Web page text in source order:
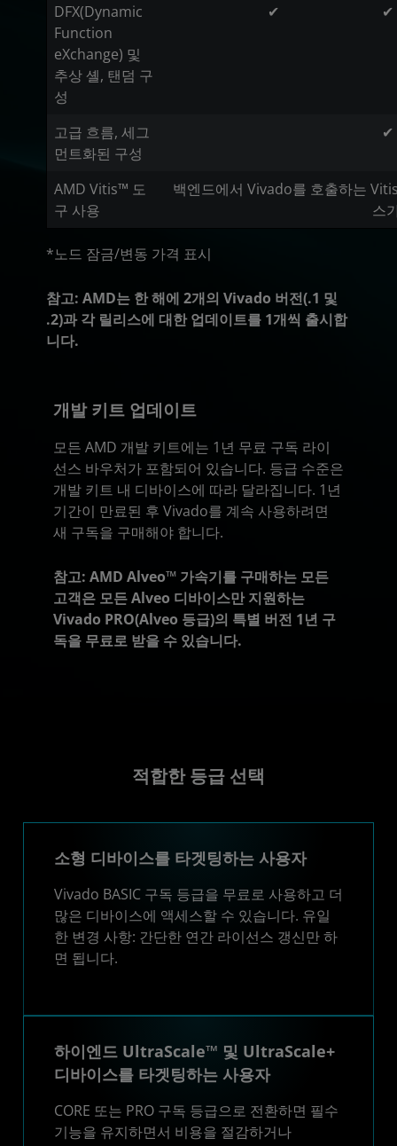
DFX(Dynamic
Function
eXchange) 및
추상 셸, 탠덤 구
성
✔ ✔
고급 흐름, 세그
먼트화된 구성
✔
AMD Vitis™ 도
구 사용
백엔드에서 Vivado를 호출하는
스
*노드 잠금/변동 가격 표시
참고: AMD는 한 해에 2개의 Vivado 버전(.1 및
.2)과 각 릴리스에 대한 업데이트를 1개씩 출시합
니다.
개발 키트 업데이트
모든 AMD 개발 키트에는 1년 무료 구독 라이
선스 바우처가 포함되어 있습니다. 등급 수준은
개발 키트 내 디바이스에 따라 달라집니다. 1년
기간이 만료된 후 Vivado를 계속 사용하려면
새 구독을 구매해야 합니다.
참고: AMD Alveo™ 가속기를 구매하는 모든
고객은 모든 Alveo 디바이스만 지원하는
Vivado PRO(Alveo 등급)의 특별 버전 1년 구
독을 무료로 받을 수 있습니다.
적합한 등급 선택
소형 디바이스를 타겟팅하는 사용자
Vivado BASIC 구독 등급을 무료로 사용하고 더
많은 디바이스에 액세스할 수 있습니다. 유일
한 변경 사항: 간단한 연간 라이선스 갱신만 하
면 됩니다.
하이엔드 UltraScale™ 및 UltraScale+
디바이스를 타겟팅하는 사용자
CORE 또는 PRO 구독 등급으로 전환하면 필수
기능을 유지하면서 비용을 절감하거나